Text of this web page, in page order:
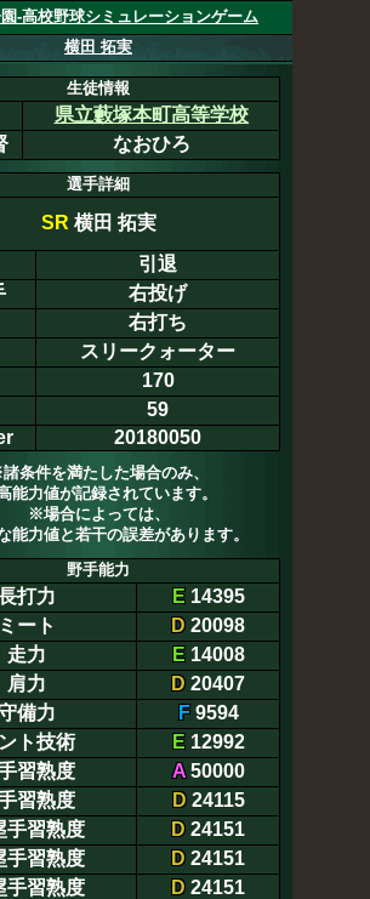
-高校野球シミュレーションゲーム
横田 拓実
生徒情報
県立藪塚本町高等学校
なおひろ
選手詳細
SR 横田 拓実
引退
右投げ
右打ち
スリークォーター
170
59
20180050
条件を満たした場合のみ、
能力値が記録されています。
※場合によっては、
能力値と若干の誤差があります。
野手能力
打力 E14395
ミート
D 20098
走力
E14008
肩力
D 20407
備力
F9594
ト技術
E12992
習熟度
A50000
習熟度
D24115
手習熟度
D 24151
手習熟度
D 24151
手習熟度
D 24151